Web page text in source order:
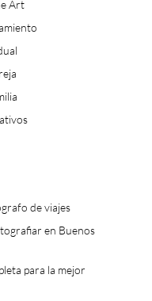
Art
de viajes
en Buenos
para la mejor